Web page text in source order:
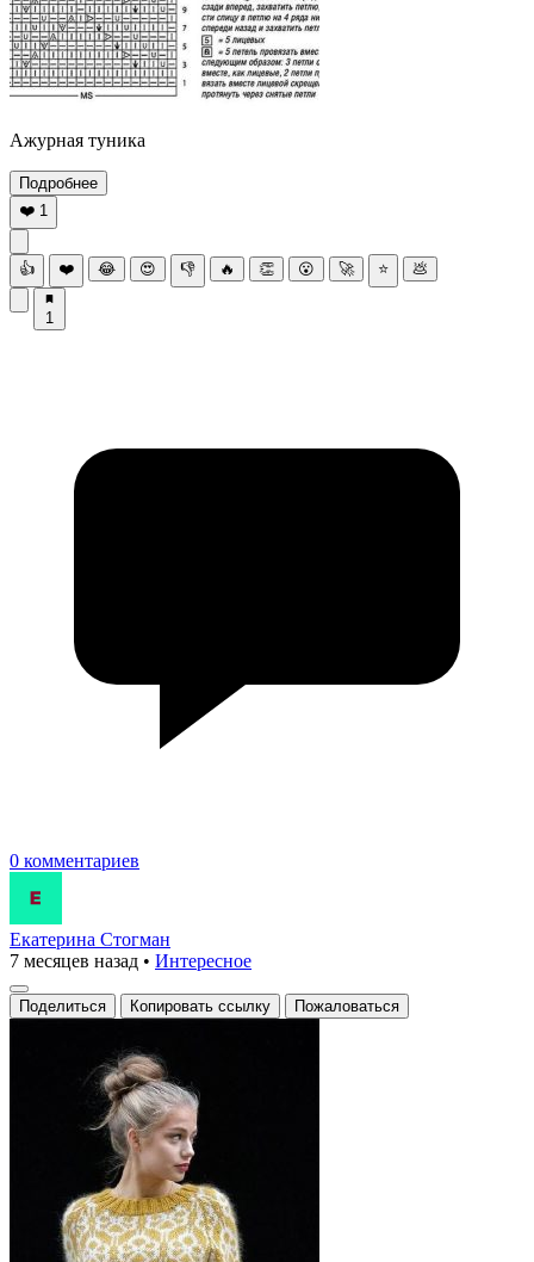
Ажурная туника
Подробнее
❤️ 1
👍 ❤️ 😂 😍 👎 🔥 👏 😮 🚀 ⭐ 💩
1
0 комментариев
Екатерина Стогман
7 месяцев назад • Интересное
Поделиться Копировать ссылку Пожаловаться